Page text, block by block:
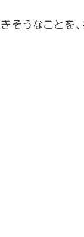
そうなことを